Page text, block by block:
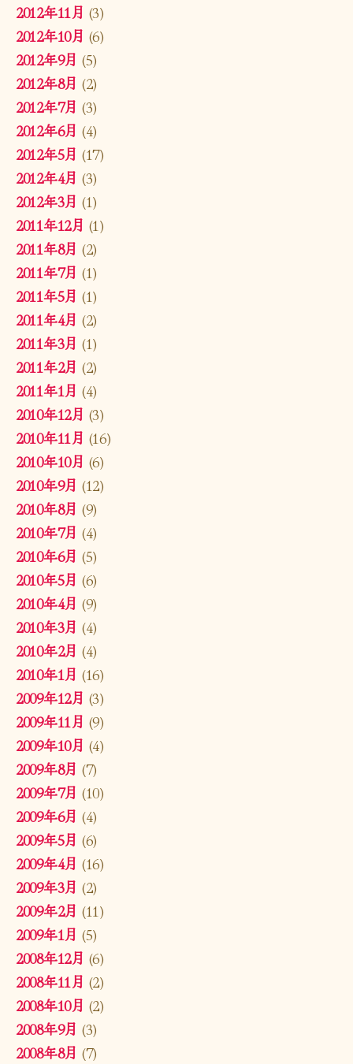
2012年11月 (3)
2012年10月 (6)
2012年9月 (5)
2012年8月 (2)
2012年7月 (3)
2012年6月 (4)
2012年5月 (17)
2012年4月 (3)
2012年3月 (1)
2011年12月 (1)
2011年8月 (2)
2011年7月 (1)
2011年5月 (1)
2011年4月 (2)
2011年3月 (1)
2011年2月 (2)
2011年1月 (4)
2010年12月 (3)
2010年11月 (16)
2010年10月 (6)
2010年9月 (12)
2010年8月 (9)
2010年7月 (4)
2010年6月 (5)
2010年5月 (6)
2010年4月 (9)
2010年3月 (4)
2010年2月 (4)
2010年1月 (16)
2009年12月 (3)
2009年11月 (9)
2009年10月 (4)
2009年8月 (7)
2009年7月 (10)
2009年6月 (4)
2009年5月 (6)
2009年4月 (16)
2009年3月 (2)
2009年2月 (11)
2009年1月 (5)
2008年12月 (6)
2008年11月 (2)
2008年10月 (2)
2008年9月 (3)
2008年8月 (7)